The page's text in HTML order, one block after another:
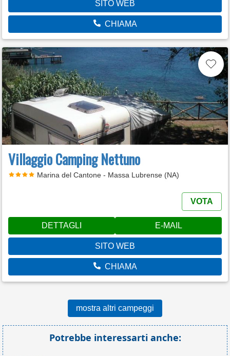
SITO WEB
CHIAMA
Villaggio Camping Nettuno
Marina del Cantone - Massa Lubrense (NA)
VOTA
DETTAGLI E-MAIL
SITO WEB
CHIAMA
mostra altri campeggi
Potrebbe interessarti anche: